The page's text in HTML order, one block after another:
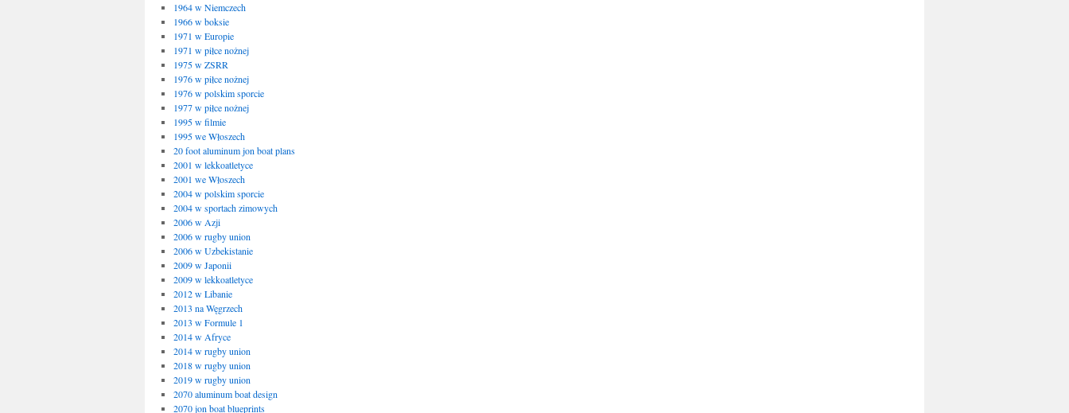
1964 w Niemczech
1966 w boksie
1971 w Europie
1971 w piłce nożnej
1975 w ZSRR
1976 w piłce nożnej
1976 w polskim sporcie
1977 w piłce nożnej
1995 w filmie
1995 we Włoszech
20 foot aluminum jon boat plans
2001 w lekkoatletyce
2001 we Włoszech
2004 w polskim sporcie
2004 w sportach zimowych
2006 w Azji
2006 w rugby union
2006 w Uzbekistanie
2009 w Japonii
2009 w lekkoatletyce
2012 w Libanie
2013 na Węgrzech
2013 w Formule 1
2014 w Afryce
2014 w rugby union
2018 w rugby union
2019 w rugby union
2070 aluminum boat design
2070 jon boat blueprints